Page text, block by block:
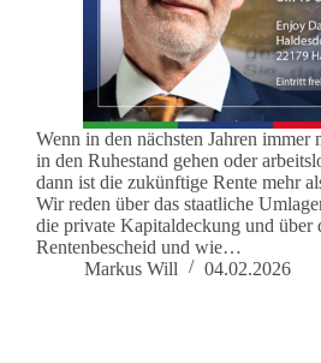
Wenn in den nächsten Jahren immer
in den Ruhestand gehen oder
dann ist die zukünftige Rente mehr
Wir reden über das staatliche
die private Kapitaldeckung und über
Rentenbescheid und wie…
Markus Will
04.02.2026